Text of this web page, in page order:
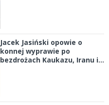
Jacek Jasiński opowie o
konnej wyprawie po
bezdrożach Kaukazu, Iranu i...